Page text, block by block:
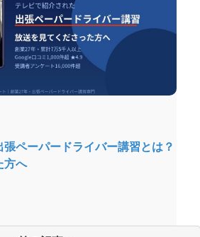
ペーパードライバー講習とは？
方へ